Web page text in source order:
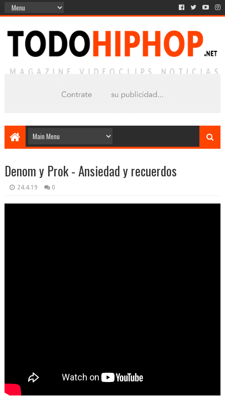
Denom y Prok - Ansiedad y recuerdos
24.4.19 0